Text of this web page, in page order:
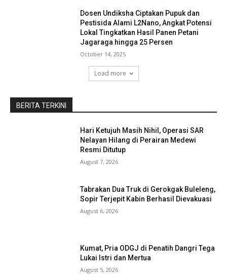
Dosen Undiksha Ciptakan Pupuk dan
Pestisida Alami L2Nano, Angkat Potensi
Lokal Tingkatkan Hasil Panen Petani
Jagaraga hingga 25 Persen
October 14, 2025
Load more
BERITA TERKINI
Hari Ketujuh Masih Nihil, Operasi SAR
Nelayan Hilang di Perairan Medewi
Resmi Ditutup
August 7, 2026
Tabrakan Dua Truk di Gerokgak Buleleng,
Sopir Terjepit Kabin Berhasil Dievakuasi
August 6, 2026
Kumat, Pria ODGJ di Penatih Dangri Tega
Lukai Istri dan Mertua
August 5, 2026